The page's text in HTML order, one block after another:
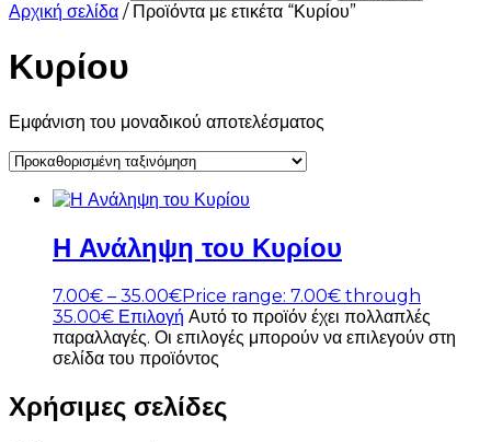
Αρχική σελίδα / Προϊόντα με ετικέτα “Κυρίου”
Κυρίου
Εμφάνιση του μοναδικού αποτελέσματος
Η Ανάληψη του Κυρίου
7.00€ – 35.00€Price range: 7.00€ through
35.00€ Επιλογή Αυτό το προϊόν έχει πολλαπλές
παραλλαγές. Οι επιλογές μπορούν να επιλεγούν στη
σελίδα του προϊόντος
Χρήσιμες σελίδες